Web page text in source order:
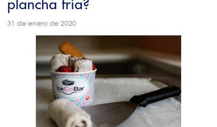
2021
2020
Diciembre
Noviembre
Octubre
Septiembre
Agosto
plancha fría?
31 de enero de 2020